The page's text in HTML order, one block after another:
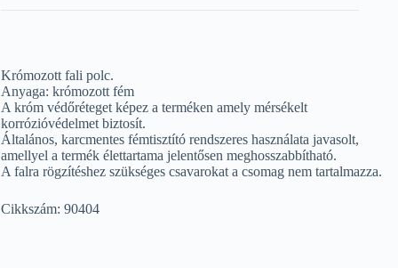
Krómozott fali polc.
Anyaga: krómozott fém
A króm védőréteget képez a terméken amely mérsékelt
korrózióvédelmet biztosít.
Általános, karcmentes fémtisztító rendszeres használata javasolt,
amellyel a termék élettartama jelentősen meghosszabbítható.
A falra rögzítéshez szükséges csavarokat a csomag nem tartalmazza.
Cikkszám: 90404